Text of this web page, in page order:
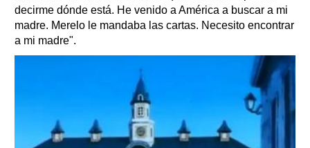
decirme dónde está. He venido a América a buscar a mi
madre. Merelo le mandaba las cartas. Necesito encontrar
a mi madre".